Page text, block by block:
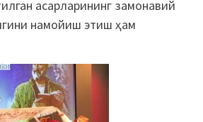
асарларининг замонавий
намойиш этиш ҳам